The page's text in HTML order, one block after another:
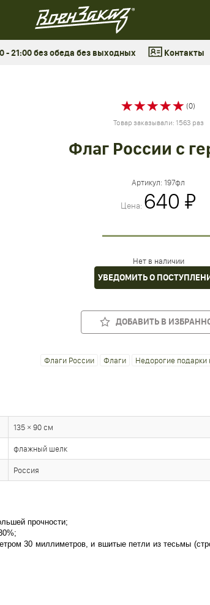
- 21:00 без обеда без выходных Контакты
(0)
Товар заказывали: 1563 раз
Флаг России с
Артикул:197фл
Цена: 640 ₽
Нет в наличии
УВЕДОМИТЬ О
ДОБАВИТЬ В
Флаги России Флаги Недорогие подарки
135 × 90 см
флажный шелк
Россия
прочности;
30 миллиметров, и вшитые петли из тесьмы